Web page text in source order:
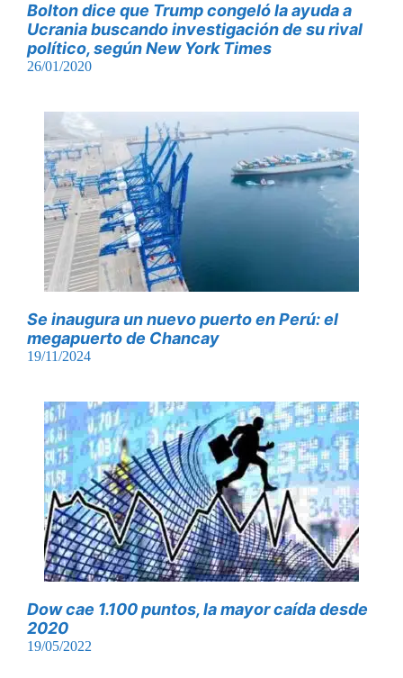
Bolton dice que Trump congeló la ayuda a
Ucrania buscando investigación de su rival
político, según New York Times
26/01/2020
Se inaugura un nuevo puerto en Perú: el
megapuerto de Chancay
19/11/2024
Dow cae 1.100 puntos, la mayor caída desde
2020
19/05/2022